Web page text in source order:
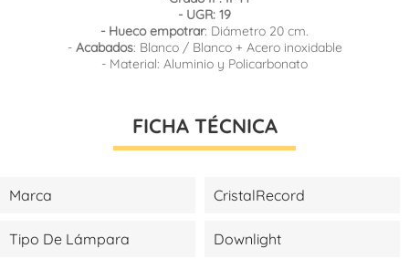
- UGR: 19
- Hueco empotrar: Diámetro 20 cm.
- Acabados: Blanco / Blanco + Acero inoxidable
- Material: Aluminio y Policarbonato
FICHA TÉCNICA
Marca CristalRecord
Tipo De Lámpara Downlight